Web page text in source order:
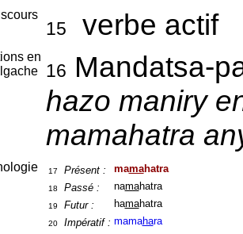
15 verbe actif
en
16 Mandatsa-
hazo maniry
mamahatra
17 Présent : mamahatra
18 Passé : namahatra
19 Futur : hamahatra
20 Impératif : mamahara